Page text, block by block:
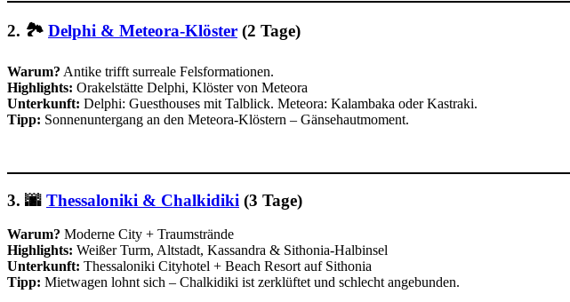
2. 🏞️ Delphi & Meteora-Klöster (2 Tage)
Warum? Antike trifft surreale Felsformationen.
Highlights: Orakelstätte Delphi, Klöster von Meteora
Unterkunft: Delphi: Guesthouses mit Talblick. Meteora: Kalambaka oder Kastraki.
Tipp: Sonnenuntergang an den Meteora-Klöstern – Gänsehautmoment.
3. 🌆 Thessaloniki & Chalkidiki (3 Tage)
Warum? Moderne City + Traumstrände
Highlights: Weißer Turm, Altstadt, Kassandra & Sithonia-Halbinsel
Unterkunft: Thessaloniki Cityhotel + Beach Resort auf Sithonia
Tipp: Mietwagen lohnt sich – Chalkidiki ist zerklüftet und schlecht angebunden.